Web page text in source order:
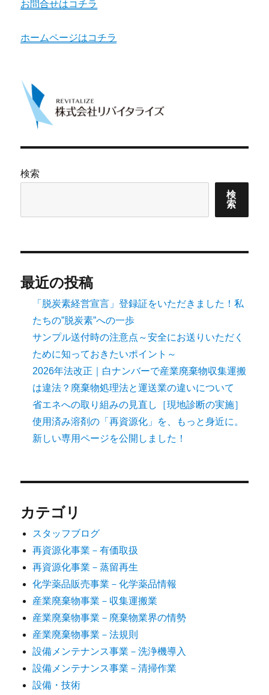
お問合せはコチラ
ホームページはコチラ
検索
検
索
最近の投稿
「脱炭素経営宣言」登録証をいただきました！私
たちの”脱炭素”への一歩
サンプル送付時の注意点～安全にお送りいただく
ために知っておきたいポイント～
2026年法改正｜白ナンバーで産業廃棄物収集運搬
は違法？廃棄物処理法と運送業の違いについて
省エネへの取り組みの見直し［現地診断の実施］
使用済み溶剤の「再資源化」を、もっと身近に。
新しい専用ページを公開しました！
カテゴリ
スタッフブログ
再資源化事業－有価取扱
再資源化事業－蒸留再生
化学薬品販売事業－化学薬品情報
産業廃棄物事業－収集運搬業
産業廃棄物事業－廃棄物業界の情勢
産業廃棄物事業－法規則
設備メンテナンス事業－洗浄機導入
設備メンテナンス事業－清掃作業
設備・技術